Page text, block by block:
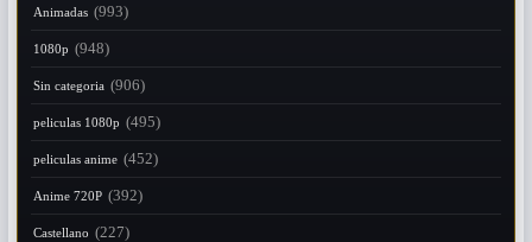
Animadas (993)
1080p (948)
Sin categoria (906)
peliculas 1080p (495)
peliculas anime (452)
Anime 720P (392)
Castellano (227)